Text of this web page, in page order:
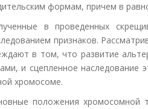
формам, причем в
в проведенных
признаков.
в том, что развитие
и сцепленное наследование
хромосоме.
положения хромосомной